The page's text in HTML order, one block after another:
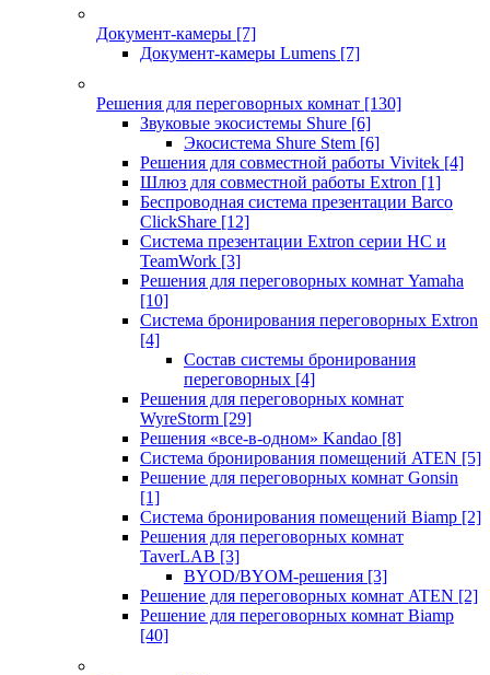
Документ-камеры [7]
Документ-камеры Lumens [7]
Решения для переговорных комнат [130]
Звуковые экосистемы Shure [6]
Экосистема Shure Stem [6]
Решения для совместной работы Vivitek [4]
Шлюз для совместной работы Extron [1]
Беспроводная система презентации Barco
ClickShare [12]
Система презентации Extron серии HC и
TeamWork [3]
Решения для переговорных комнат Yamaha
[10]
Система бронирования переговорных Extron
[4]
Состав системы бронирования
переговорных [4]
Решения для переговорных комнат
WyreStorm [29]
Решения «все-в-одном» Kandao [8]
Система бронирования помещений ATEN [5]
Решение для переговорных комнат Gonsin
[1]
Система бронирования помещений Biamp [2]
Решения для переговорных комнат
TaverLAB [3]
BYOD/BYOM-решения [3]
Решение для переговорных комнат ATEN [2]
Решение для переговорных комнат Biamp
[40]